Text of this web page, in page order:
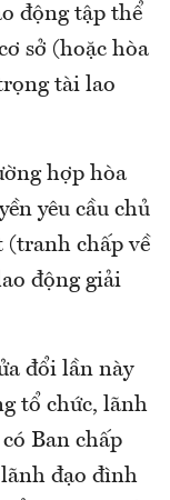
động tập thể
sở (hoặc hòa
tài lao
hợp hòa
yêu cầu chủ
(tranh chấp về
động giải
đổi lần này
tổ chức, lãnh
Ban chấp
đạo đình